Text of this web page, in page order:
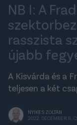
NB I: A
rasszista
újabb
A Kisvárda és a
teljesen a két
NYIKES ZOLTÁN
2022. DECEMBER 8.,